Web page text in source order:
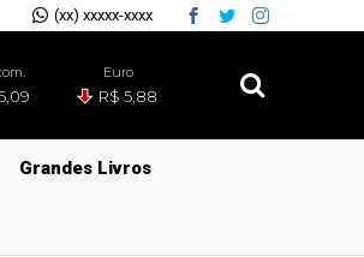
(xx) xxxxx-xxxx
Euro
R$ 5,88
Grandes Livros